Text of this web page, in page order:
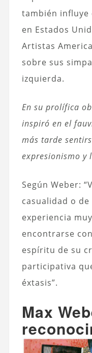
también influye
en Estados
Artistas
sobre sus
izquierda.
En su prolífica
inspiró en el
más tarde
expresionismo y
Según Weber:
casualidad o de
experiencia
encontrarse
espíritu de su
participativa
éxtasis”.
Max